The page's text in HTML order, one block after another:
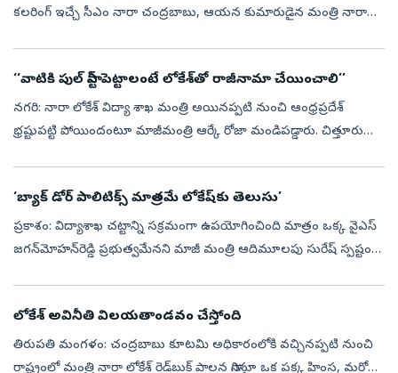
కలరింగ్‌ ఇచ్చే సీఎం నారా చంద్రబాబు, ఆయన కుమారుడైన మంత్రి నారా
‘‘వాటికి పుల్ స్టాప్ పెట్టాలంటే లోకేశ్‌తో రాజీనామా చేయించాలి’’
నగరి: నారా లోకేశ్‌ విద్యా శాఖ మంత్రి అయినప్పటి నుంచి ఆంధ్రప్రదేశ్‌
భ్రష్టుపట్టి పోయిందంటూ మాజీమంత్రి ఆర్కే రోజా మండిపడ్డారు. చిత్తూరు
‘బ్యాక్ డోర్ పాలిటిక్స్ మాత్రమే లోకేష్‌కు తెలుసు’
ప్రకాశం: విద్యాశాఖ చట్టాన్ని సక్రమంగా ఉపయోగించింది మాత్రం ఒక్క వైఎస్‌
జగన్‌మోహన్‌రెడ్డి ప్రభుత్వమేనని మాజీ మంత్రి ఆదిమూలపు సురేష్‌ స్పష్టం
లోకేశ్‌ అవినీతి విలయతాండవం చేస్తోంది
తిరుపతి మంగళం: చంద్రబాబు కూటమి అధికారంలోకి వచ్చినప్పటి నుంచి
రాష్ట్రంలో మంత్రి నారా లోకేశ్‌ రెడ్‌బుక్‌ పాలన సాగిస్తూ ఒక పక్క హింస, మరో